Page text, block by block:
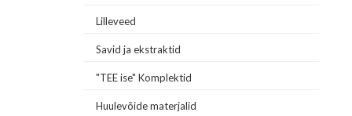
Lilleveed
Savid ja ekstraktid
"TEE ise" Komplektid
Huulevõide materjalid